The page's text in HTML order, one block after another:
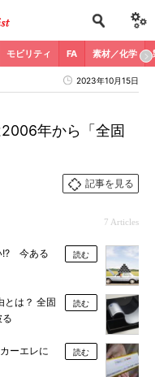
モビリティ FA 素材／化学
2023年10月15日
年から「全固
記事を見る
7 Articles
!? 今ある
読む
とは？ 全固
読む
ーエレに
読む